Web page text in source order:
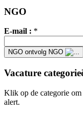
NGO
E-mail : *
NGO ontvolg NGO
Vacature
Klik op de categorie
alert.